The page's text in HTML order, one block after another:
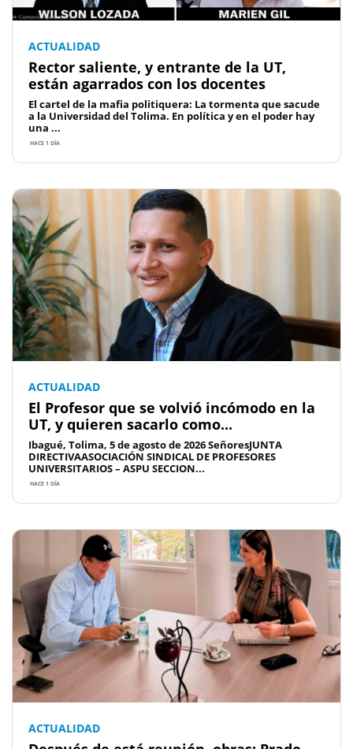
ACTUALIDAD
Rector saliente, y entrante de la UT,
están agarrados con los docentes
El cartel de la mafia politiquera: La tormenta que sacude
a la Universidad del Tolima. En política y en el poder hay
una ...
HACE 1 DÍA
ACTUALIDAD
El Profesor que se volvió incómodo en la
UT, y quieren sacarlo como...
Ibagué, Tolima, 5 de agosto de 2026 SeñoresJUNTA
DIRECTIVAASOCIACIÓN SINDICAL DE PROFESORES
UNIVERSITARIOS – ASPU SECCION...
HACE 1 DÍA
ACTUALIDAD